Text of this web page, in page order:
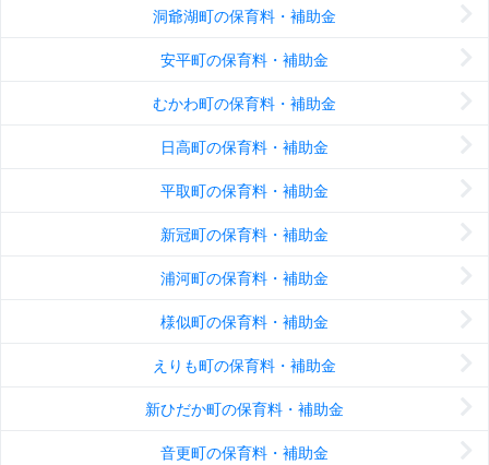
洞爺湖町の保育料・補助金
安平町の保育料・補助金
むかわ町の保育料・補助金
日高町の保育料・補助金
平取町の保育料・補助金
新冠町の保育料・補助金
浦河町の保育料・補助金
様似町の保育料・補助金
えりも町の保育料・補助金
新ひだか町の保育料・補助金
音更町の保育料・補助金